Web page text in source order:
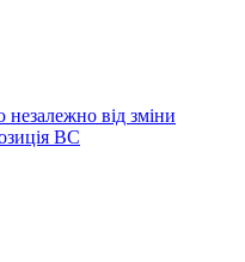
незалежно від зміни
ВС